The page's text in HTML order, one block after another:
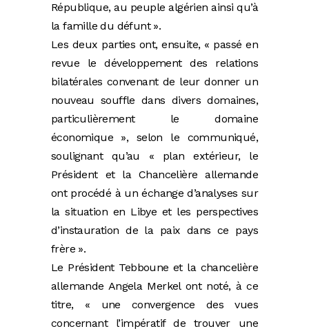
République, au peuple algérien ainsi qu’à
la famille du défunt ».
Les deux parties ont, ensuite, « passé en
revue le développement des relations
bilatérales convenant de leur donner un
nouveau souffle dans divers domaines,
particulièrement le domaine
économique », selon le communiqué,
soulignant qu’au « plan extérieur, le
Président et la Chancelière allemande
ont procédé à un échange d’analyses sur
la situation en Libye et les perspectives
d’instauration de la paix dans ce pays
frère ».
Le Président Tebboune et la chancelière
allemande Angela Merkel ont noté, à ce
titre, « une convergence des vues
concernant l’impératif de trouver une